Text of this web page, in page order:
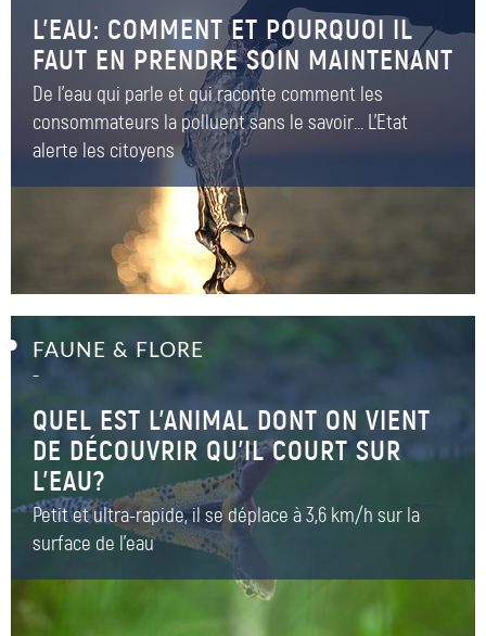
L’EAU: COMMENT ET POURQUOI IL
FAUT EN PRENDRE SOIN MAINTENANT
De l'eau qui parle et qui raconte comment les
consommateurs la polluent sans le savoir... L'Etat
alerte les citoyens
FAUNE & FLORE
–
QUEL EST L’ANIMAL DONT ON VIENT
DE DÉCOUVRIR QU’IL COURT SUR
L’EAU?
Petit et ultra-rapide, il se déplace à 3,6 km/h sur la
surface de l'eau